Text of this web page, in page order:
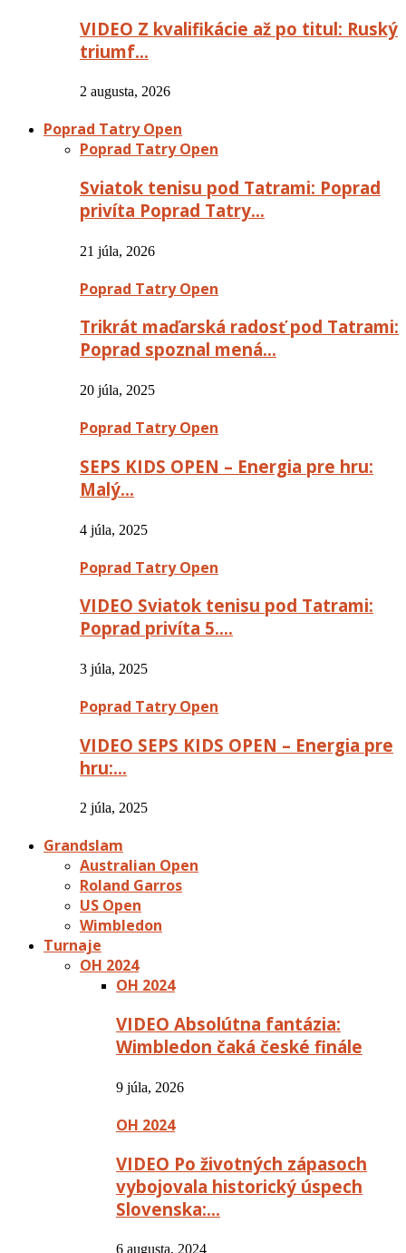
VIDEO Z kvalifikácie až po titul: Ruský
triumf…
2 augusta, 2026
Poprad Tatry Open
Poprad Tatry Open
Sviatok tenisu pod Tatrami: Poprad
privíta Poprad Tatry…
21 júla, 2026
Poprad Tatry Open
Trikrát maďarská radosť pod Tatrami:
Poprad spoznal mená…
20 júla, 2025
Poprad Tatry Open
SEPS KIDS OPEN – Energia pre hru:
Malý…
4 júla, 2025
Poprad Tatry Open
VIDEO Sviatok tenisu pod Tatrami:
Poprad privíta 5….
3 júla, 2025
Poprad Tatry Open
VIDEO SEPS KIDS OPEN – Energia pre
hru:…
2 júla, 2025
Grandslam
Australian Open
Roland Garros
US Open
Wimbledon
Turnaje
OH 2024
OH 2024
VIDEO Absolútna fantázia:
Wimbledon čaká české finále
9 júla, 2026
OH 2024
VIDEO Po životných zápasoch
vybojovala historický úspech
Slovenska:…
6 augusta, 2024